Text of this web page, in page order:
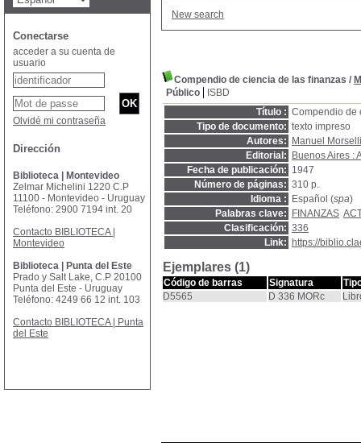
New search
Compendio de ciencia de las finanzas /
Público
ISBD
Título : Compendio de
Tipo de documento: texto impreso
Autores:
Manuel Morselli
Editorial:
Buenos Aires :
Fecha de publicación: 1947
Número de páginas: 310 p.
Idioma :
Español (spa)
Palabras clave:
FINANZAS
Clasificación: 336
Link:
https://
Ejemplares (1)
Código de barras Signatura
D5565
D 336 MORc
Conectarse
acceder a su cuenta de
usuario
Olvidé mi contraseña
Dirección
Biblioteca | Montevideo
Zelmar Michelini 1220 C.P
11100 - Montevideo - Uruguay
Teléfono: 2900 7194 int. 20
Contacto BIBLIOTECA |
Montevideo
Biblioteca | Punta del Este
Prado y Salt Lake, C.P 20100
Punta del Este - Uruguay
Teléfono: 4249 66 12 int. 103
Contacto BIBLIOTECA | Punta
del Este